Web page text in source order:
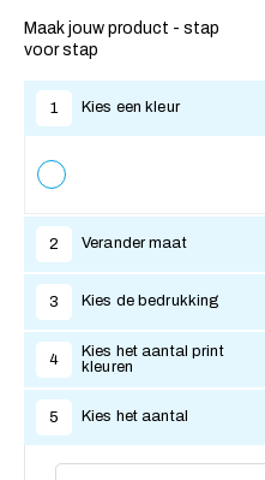
Maak jouw product - stap
voor stap
1 Kies een kleur
2 Verander maat
3 Kies de bedrukking
4
Kies het aantal print
kleuren
5 Kies het aantal